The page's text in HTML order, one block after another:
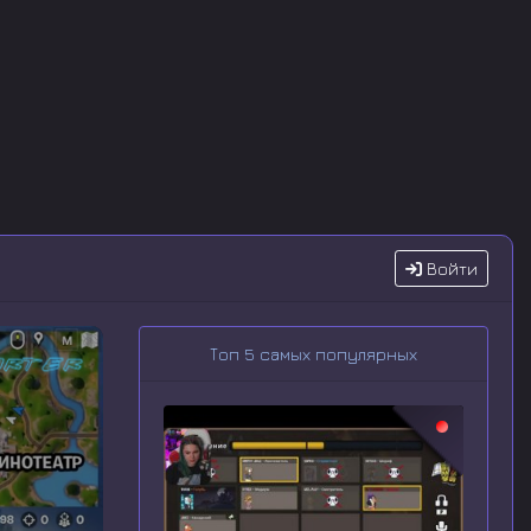
Войти
Топ 5 самых популярных